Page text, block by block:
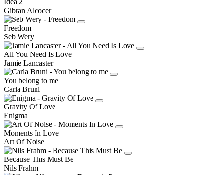
Gibran Alcocer
Freedom
Seb Wery
All You Need Is Love
Jamie Lancaster
You belong to me
Carla Bruni
Gravity Of Love
Enigma
Moments In Love
Art Of Noise
Because This Must Be
Nils Frahm